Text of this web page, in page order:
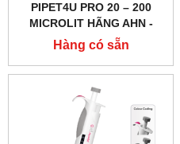
PIPET4U PRO 20 – 200
MICROLIT HÃNG AHN -
ĐỨC
Hàng có sẵn